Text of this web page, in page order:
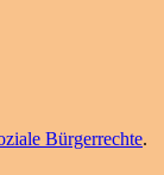
Bürgerrechte.